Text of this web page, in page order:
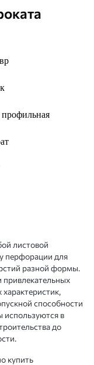
листовой
перфорации для
разной формы.
привлекательных
способности
используются в
до
купить